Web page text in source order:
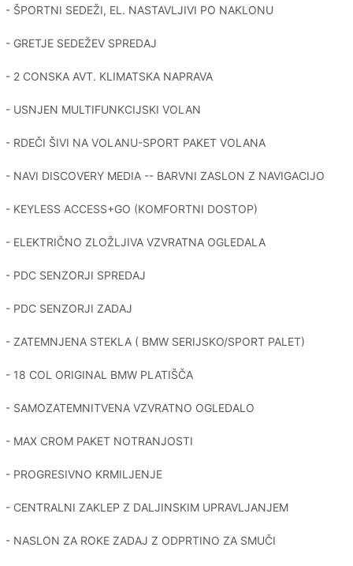
- ŠPORTNI SEDEŽI, EL. NASTAVLJIVI PO NAKLONU
- GRETJE SEDEŽEV SPREDAJ
- 2 CONSKA AVT. KLIMATSKA NAPRAVA
- USNJEN MULTIFUNKCIJSKI VOLAN
- RDEČI ŠIVI NA VOLANU-SPORT PAKET VOLANA
- NAVI DISCOVERY MEDIA -- BARVNI ZASLON Z NAVIGACIJO
- KEYLESS ACCESS+GO (KOMFORTNI DOSTOP)
- ELEKTRIČNO ZLOŽLJIVA VZVRATNA OGLEDALA
- PDC SENZORJI SPREDAJ
- PDC SENZORJI ZADAJ
- ZATEMNJENA STEKLA ( BMW SERIJSKO/SPORT PALET)
- 18 COL ORIGINAL BMW PLATIŠČA
- SAMOZATEMNITVENA VZVRATNO OGLEDALO
- MAX CROM PAKET NOTRANJOSTI
- PROGRESIVNO KRMILJENJE
- CENTRALNI ZAKLEP Z DALJINSKIM UPRAVLJANJEM
- NASLON ZA ROKE ZADAJ Z ODPRTINO ZA SMUČI